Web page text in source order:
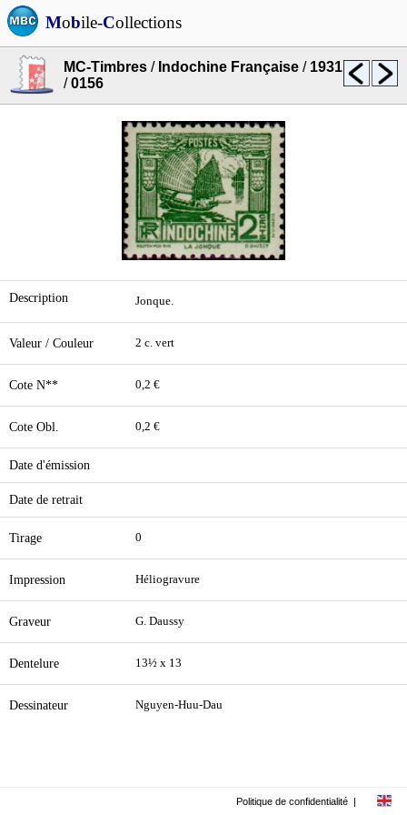
Mobile-Collections
MC-Timbres / Indochine Française / 1931
/0156
Description Jonque.
Valeur / Couleur 2 c. vert
Cote N** 0,2 €
Cote Obl. 0,2 €
Date d'émission
Date de retrait
Tirage 0
Impression Héliogravure
Graveur G. Daussy
Dentelure 13½ x 13
Dessinateur Nguyen-Huu-Dau
Politique de confidentialité |